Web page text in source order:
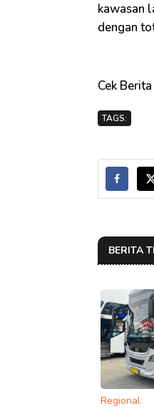
kawasan
dengan
Cek
TAGS:
BERITA
Regional